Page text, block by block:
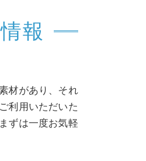
報
材があり、それ
利用いただいた
ずは一度お気軽